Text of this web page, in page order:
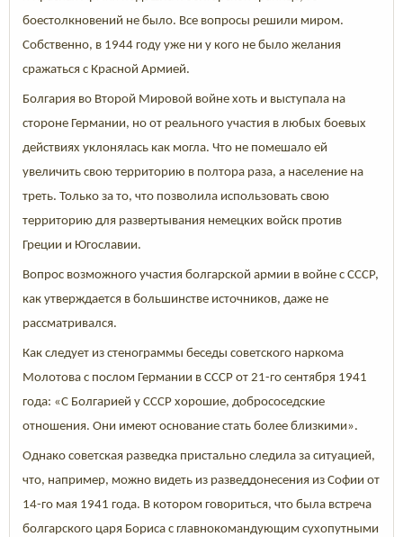
боестолкновений не было. Все вопросы решили миром.
Собственно, в 1944 году уже ни у кого не было желания
сражаться с Красной Армией.
Болгария во Второй Мировой войне хоть и выступала на
стороне Германии, но от реального участия в любых боевых
действиях уклонялась как могла. Что не помешало ей
увеличить свою территорию в полтора раза, а население на
треть. Только за то, что позволила использовать свою
территорию для развертывания немецких войск против
Греции и Югославии.
Вопрос возможного участия болгарской армии в войне с СССР,
как утверждается в большинстве источников, даже не
рассматривался.
Как следует из стенограммы беседы советского наркома
Молотова с послом Германии в СССР от 21-го сентября 1941
года: «С Болгарией у СССР хорошие, добрососедские
отношения. Они имеют основание стать более близкими».
Однако советская разведка пристально следила за ситуацией,
что, например, можно видеть из разведдонесения из Софии от
14-го мая 1941 года. В котором говориться, что была встреча
болгарского царя Бориса с главнокомандующим сухопутными